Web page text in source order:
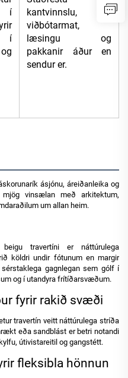
í
í
kantvinnslu,
viðbótarmat,
læsingu og
pakkanir áður en
sendur er.
ásjónu, áreiðanleika og
vinsælan með arkitektum,
um allan heim.
travertíni er náttúrulega
köldri undir fótunum en margir
gagnlegan sem gólf í
og í utandyra frítíðarsvæðum.
fyrir rakið svæði
travertín veitt náttúrulega stríða
eða sandblást er betri notandi
útivistareitil og gangstétt.
fleksibla hönnun